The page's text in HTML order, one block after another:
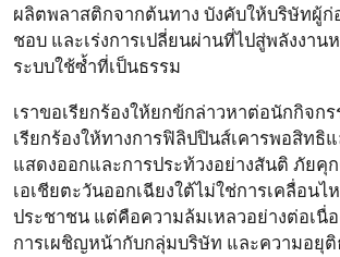
ผลิตพลาสติกจากต้นทาง บังคับให้บริษัทผู้
ชอบ และเร่งการเปลี่ยนผ่านที่ไปสู่พลังงาน
ระบบใช้ซ้ำที่เป็นธรรม
เราขอเรียกร้องให้ยกข้กล่าวหาต่อนักกิจก
เรียกร้องให้ทางการฟิลิปปินส์เคารพอสิทธิ
แสดงออกและการประท้วงอย่างสันติ ภัยคุ
เอเชียตะวันออกเฉียงใต้ไม่ใช่การเคลื่อนไ
ประชาชน แต่คือความล้มเหลวอย่างต่อเนื่
การเผชิญหน้ากับกลุ่มบริษัท และความอยุ